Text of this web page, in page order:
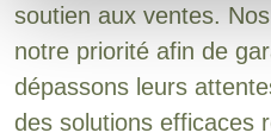
soutien aux ventes.
notre priorité afin de
dépassons leurs
des solutions efficaces